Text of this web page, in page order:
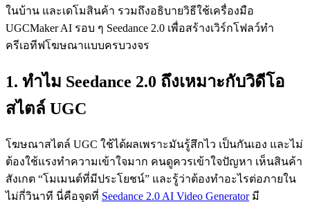
ในบ้าน และเดโมสินค้า รวมถึงอธิบายวิธีใช้เครื่องมือ
UGCMaker AI รอบ ๆ Seedance 2.0 เพื่อสร้างเวิร์กโฟลว์ทำ
ครีเอทีฟโฆษณาแบบครบวงจร
1. ทำไม Seedance 2.0 ถึงเหมาะกับวิดีโอ
สไตล์ UGC
โฆษณาสไตล์ UGC ใช้ได้ผลเพราะมันรู้สึกไว เป็นกันเอง และไม่
ต้องใช้แรงทำความเข้าใจมาก คนดูควรเข้าใจปัญหา เห็นสินค้า
สังเกต “โมเมนต์ที่มีประโยชน์” และรู้ว่าต้องทำอะไรต่อภายใน
ไม่กี่วินาที นี่คือจุดที่ Seedance 2.0 AI Video Generatorมี